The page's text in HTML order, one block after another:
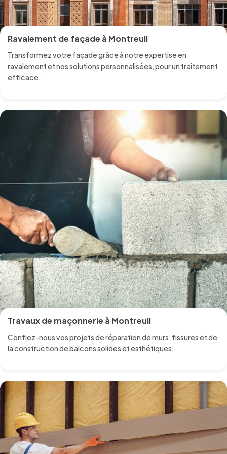
Ravalement de façade à Montreuil
Transformez votre façade grâce à notre expertise en
ravalement et nos solutions personnalisées, pour un traitement
efficace.
Travaux de maçonnerie à Montreuil
Confiez-nous vos projets de réparation de murs, fissures et de
la construction de balcons solides et esthétiques.